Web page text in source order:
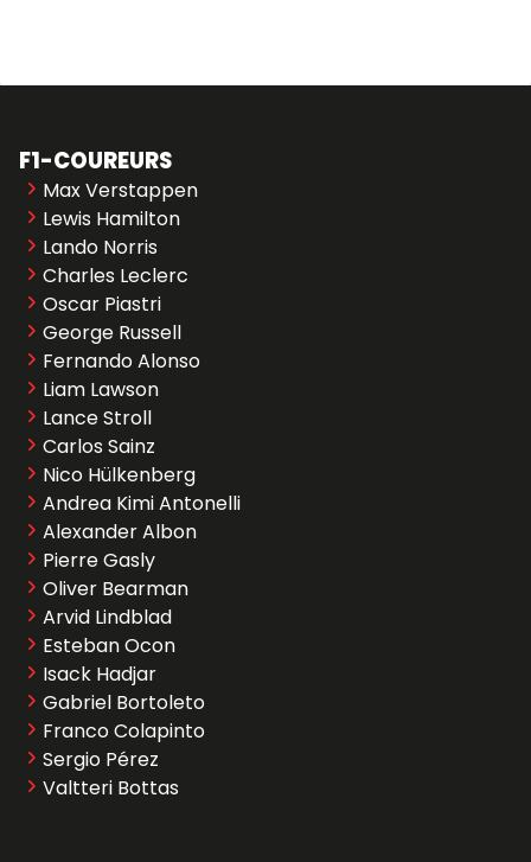
F1-COUREURS
Max Verstappen
Lewis Hamilton
Lando Norris
Charles Leclerc
Oscar Piastri
George Russell
Fernando Alonso
Liam Lawson
Lance Stroll
Carlos Sainz
Nico Hülkenberg
Andrea Kimi Antonelli
Alexander Albon
Pierre Gasly
Oliver Bearman
Arvid Lindblad
Esteban Ocon
Isack Hadjar
Gabriel Bortoleto
Franco Colapinto
Sergio Pérez
Valtteri Bottas